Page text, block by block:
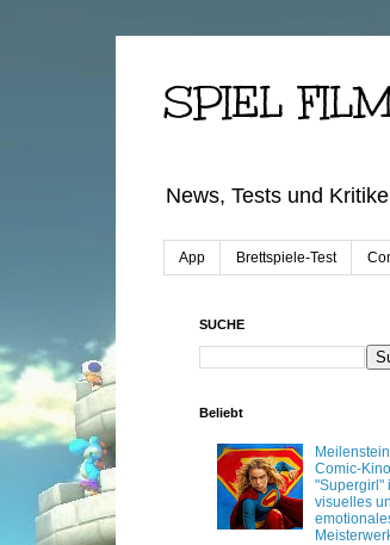
SPIEL
News, Tests und
App Brettspiele-Test
SUCHE
Beliebt
Comic-
"Supergirl"
visuelles